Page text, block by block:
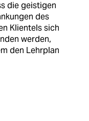
die geistigen
des
Klientels sich
werden,
den Lehrplan